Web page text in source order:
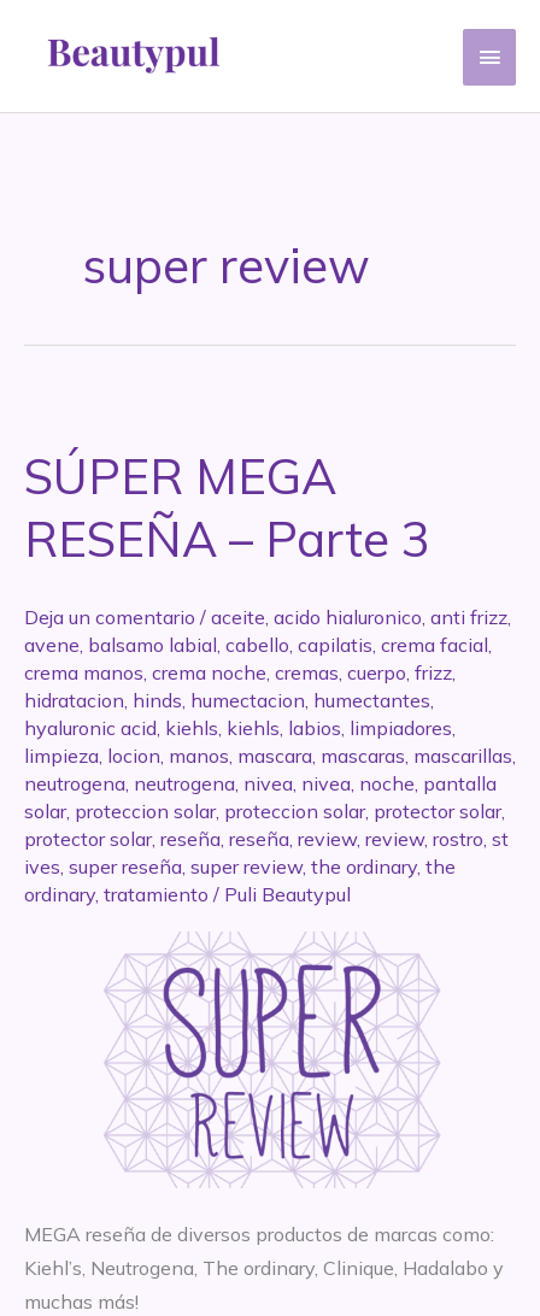
super review
SÚPER MEGA
RESEÑA – Parte 3
Deja un comentario / aceite acido hialuronico anti frizz
avene balsamo labial cabello capilatis crema facial
crema manos crema noche cremas cuerpo frizz
hidratacion hinds humectacion humectantes
hyaluronic acid kiehls kiehls labios limpiadores
limpieza locion manos mascara mascaras mascarillas
neutrogena neutrogena nivea nivea noche pantalla
solar, proteccion solar, proteccion solar, protector solar,
protector solar, reseña reseña review, review, rostro st
ives super reseña super review, the ordinary the
ordinary tratamiento / Puli Beautypul
MEGA reseña de diversos productos de marcas como:
Kiehl’s, Neutrogena, The ordinary, Clinique, Hadalabo y
muchas más!